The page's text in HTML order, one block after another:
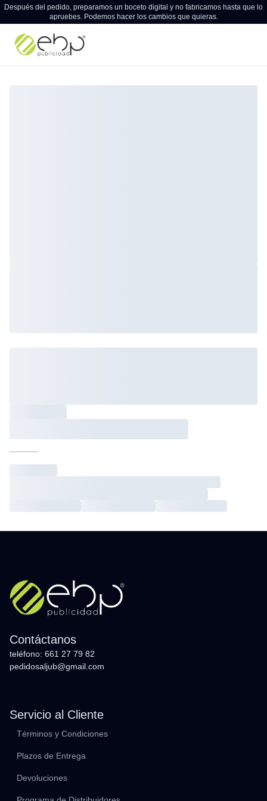
Después del pedido, preparamos un boceto digital y no fabricamos hasta que lo
apruebes. Podemos hacer los cambios que quieras.
Contáctanos
teléfono: 661 27 79 82
pedidosaljub@gmail.com
Servicio al Cliente
Términos y Condiciones
Plazos de Entrega
Devoluciones